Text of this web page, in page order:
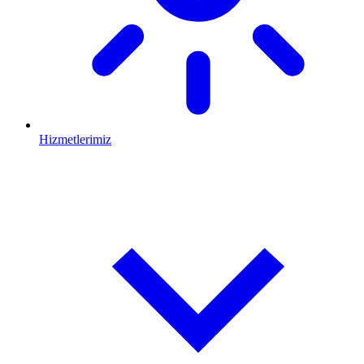
Hizmetlerimiz